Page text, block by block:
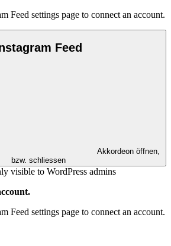
Feed settings page to connect an account.
Feed
Akkordeon öffnen,
bzw. schliessen
visible to WordPress admins
Feed settings page to connect an account.